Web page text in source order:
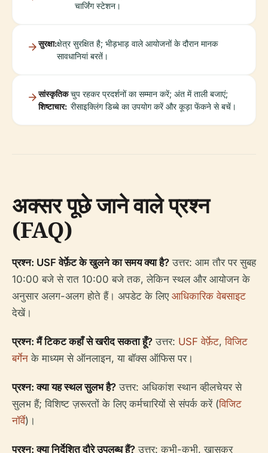
चार्जिंग स्टेशन।
सुरक्षा:क्षेत्र सुरक्षित है; भीड़भाड़ वाले आयोजनों के दौरान मानक
सावधानियां बरतें।
सांस्कृतिक
शिष्टाचार:
चुप रहकर प्रदर्शनों का सम्मान करें; अंत में ताली बजाएं;
रीसाइक्लिंग डिब्बे का उपयोग करें और कूड़ा फेंकने से बचें।
अक्सर पूछे जाने वाले प्रश्न
(FAQ)
प्रश्न: USF वेर्फ़ेट के खुलने का समय क्या है? उत्तर: आम तौर पर सुबह
10:00 बजे से रात 10:00 बजे तक, लेकिन स्थल और आयोजन के
अनुसार अलग-अलग होते हैं। अपडेट के लिए आधिकारिक वेबसाइट
देखें।
प्रश्न: मैं टिकट कहाँ से खरीद सकता हूँ? उत्तर: USF वेर्फ़ेट,विजिट
बर्गेन के माध्यम से ऑनलाइन, या बॉक्स ऑफिस पर।
प्रश्न: क्या यह स्थल सुलभ है? उत्तर: अधिकांश स्थान व्हीलचेयर से
सुलभ हैं; विशिष्ट ज़रूरतों के लिए कर्मचारियों से संपर्क करें (विजिट
नॉर्वे)।
प्रश्न: क्या निर्देशित दौरे उपलब्ध हैं? उत्तर: कभी-कभी, खासकर